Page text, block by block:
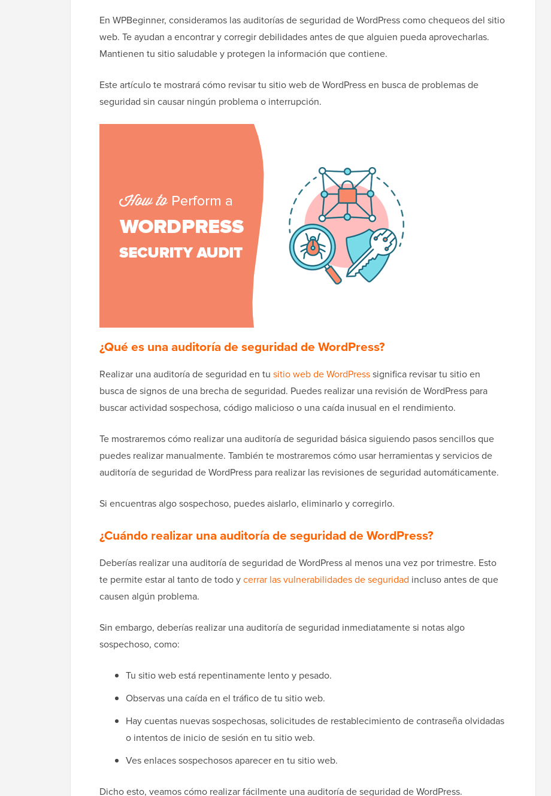
En WPBeginner, consideramos las auditorías de seguridad de WordPress como chequeos del sitio
web. Te ayudan a encontrar y corregir debilidades antes de que alguien pueda aprovecharlas.
Mantienen tu sitio saludable y protegen la información que contiene.
Este artículo te mostrará cómo revisar tu sitio web de WordPress en busca de problemas de
seguridad sin causar ningún problema o interrupción.
¿Qué es una auditoría de seguridad de WordPress?
Realizar una auditoría de seguridad en tu sitio web de WordPresssignifica revisar tu sitio en
busca de signos de una brecha de seguridad. Puedes realizar una revisión de WordPress para
buscar actividad sospechosa, código malicioso o una caída inusual en el rendimiento.
Te mostraremos cómo realizar una auditoría de seguridad básica siguiendo pasos sencillos que
puedes realizar manualmente. También te mostraremos cómo usar herramientas y servicios de
auditoría de seguridad de WordPress para realizar las revisiones de seguridad automáticamente.
Si encuentras algo sospechoso, puedes aislarlo, eliminarlo y corregirlo.
¿Cuándo realizar una auditoría de seguridad de WordPress?
Deberías realizar una auditoría de seguridad de WordPress al menos una vez por trimestre. Esto
te permite estar al tanto de todo ycerrar las vulnerabilidades de seguridad incluso antes de que
causen algún problema.
Sin embargo, deberías realizar una auditoría de seguridad inmediatamente si notas algo
sospechoso, como:
Tu sitio web está repentinamente lento y pesado.
Observas una caída en el tráfico de tu sitio web.
Hay cuentas nuevas sospechosas, solicitudes de restablecimiento de contraseña olvidadas
o intentos de inicio de sesión en tu sitio web.
Ves enlaces sospechosos aparecer en tu sitio web.
Dicho esto, veamos cómo realizar fácilmente una auditoría de seguridad de WordPress.